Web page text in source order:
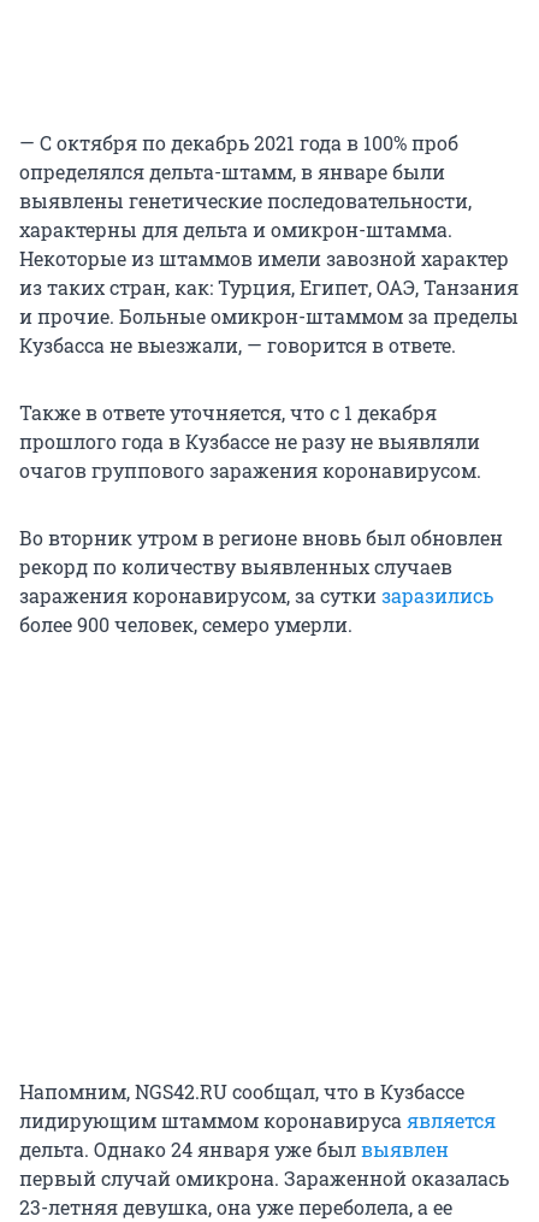
— С октября по декабрь 2021 года в 100% проб
определялся дельта-штамм, в январе были
выявлены генетические последовательности,
характерны для дельта и омикрон-штамма.
Некоторые из штаммов имели завозной характер
из таких стран, как: Турция, Египет, ОАЭ, Танзания
и прочие. Больные омикрон-штаммом за пределы
Кузбасса не выезжали, — говорится в ответе.
Также в ответе уточняется, что с 1 декабря
прошлого года в Кузбассе не разу не выявляли
очагов группового заражения коронавирусом.
Во вторник утром в регионе вновь был обновлен
рекорд по количеству выявленных случаев
заражения коронавирусом, за суткизаразились
более 900 человек, семеро умерли.
Напомним, NGS42.RU сообщал, что в Кузбассе
лидирующим штаммом коронавирусаявляется
дельта. Однако 24 января уже былвыявлен
первый случай омикрона. Зараженной оказалась
23-летняя девушка, она уже переболела, а ее